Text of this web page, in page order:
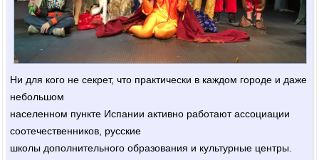
Ни для кого не секрет, что практически в каждом городе и даже
небольшом
населенном пункте Испании активно работают ассоциации
соотечественников, русские
школы дополнительного образования и культурные центры.